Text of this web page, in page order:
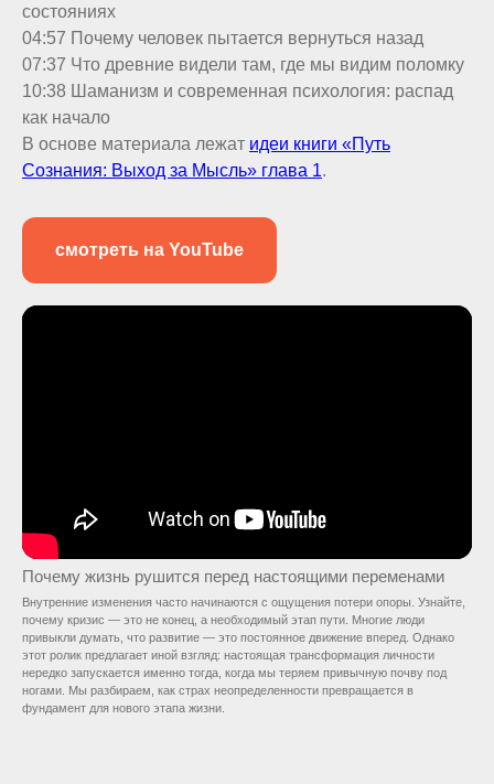
состояниях
04:57 Почему человек пытается вернуться назад
07:37 Что древние видели там, где мы видим поломку
10:38 Шаманизм и современная психология: распад
как начало
В основе материала лежат идеи книги «Путь
Сознания: Выход за Мысль» глава 1.
смотреть на YouTube
Почему жизнь рушится перед настоящими переменами
Внутренние изменения часто начинаются с ощущения потери опоры. Узнайте,
почему кризис — это не конец, а необходимый этап пути. Многие люди
привыкли думать, что развитие — это постоянное движение вперед. Однако
этот ролик предлагает иной взгляд: настоящая трансформация личности
нередко запускается именно тогда, когда мы теряем привычную почву под
ногами. Мы разбираем, как страх неопределенности превращается в
фундамент для нового этапа жизни.